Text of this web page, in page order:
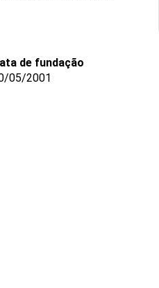
de fundação
05/2001